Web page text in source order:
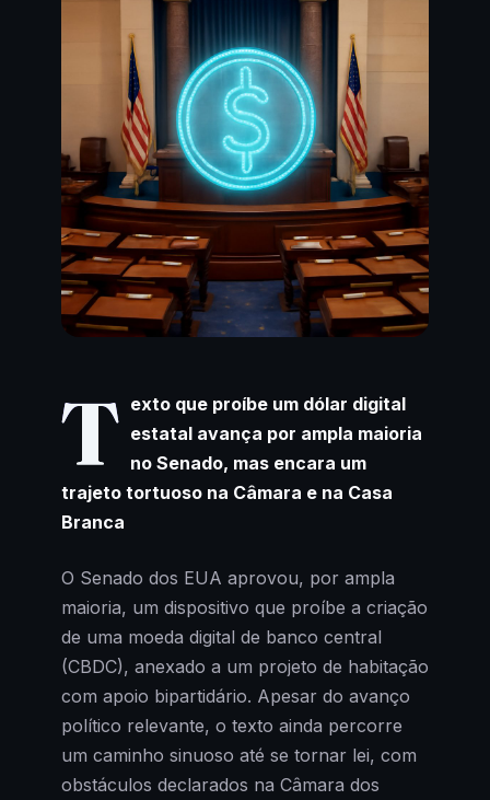
T exto que proíbe um dólar digital
estatal avança por ampla maioria
no Senado, mas encara um
trajeto tortuoso na Câmara e na Casa
Branca
O Senado dos EUA aprovou, por ampla
maioria, um dispositivo que proíbe a criação
de uma moeda digital de banco central
(CBDC), anexado a um projeto de habitação
com apoio bipartidário. Apesar do avanço
político relevante, o texto ainda percorre
um caminho sinuoso até se tornar lei, com
obstáculos declarados na Câmara dos